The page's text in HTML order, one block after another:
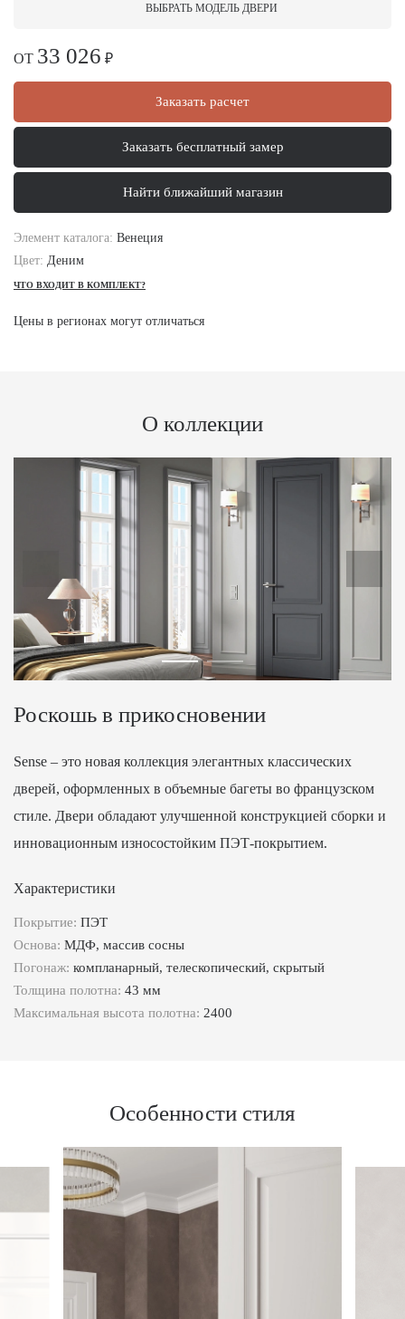
ВЫБРАТЬ МОДЕЛЬ ДВЕРИ
ОТ 33 026 ₽
Заказать расчет
Заказать бесплатный замер
Найти ближайший магазин
Элемент каталога: Венеция
Цвет: Деним
ЧТО ВХОДИТ В КОМПЛЕКТ?
Цены в регионах могут отличаться
О коллекции
Роскошь в прикосновении
Sense – это новая коллекция элегантных классических
дверей, оформленных в объемные багеты во французском
стиле. Двери обладают улучшенной конструкцией сборки и
инновационным износостойким ПЭТ-покрытием.
Характеристики
Покрытие: ПЭТ
Основа: МДФ, массив сосны
Погонаж: компланарный, телескопический, скрытый
Толщина полотна: 43 мм
Максимальная высота полотна: 2400
Особенности стиля